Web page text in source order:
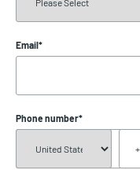
Email*
Phone number*